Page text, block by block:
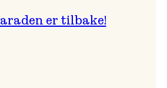
er tilbake!